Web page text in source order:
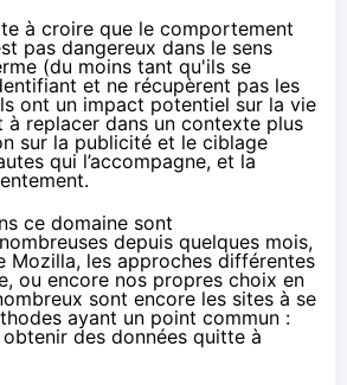
à croire que le comportement
pas dangereux dans le sens
(du moins tant qu'ils se
et ne récupèrent pas les
ont un impact potentiel sur la vie
à replacer dans un contexte plus
sur la publicité et le ciblage
qui l’accompagne, et la
ce domaine sont
depuis quelques mois,
Mozilla, les approches différentes
, ou encore nos propres choix en
sont encore les sites à se
ayant un point commun :
des données quitte à